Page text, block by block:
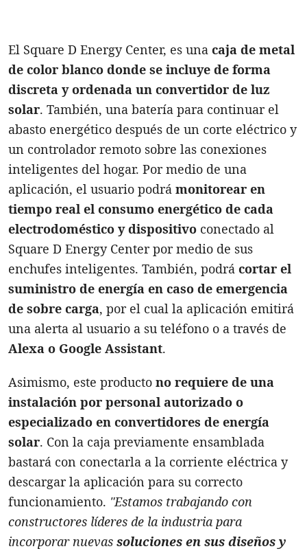
El Square D Energy Center, es una caja de metal
de color blanco donde se incluye de forma
discreta y ordenada un convertidor de luz
solar. También, una batería para continuar el
abasto energético después de un corte eléctrico y
un controlador remoto sobre las conexiones
inteligentes del hogar. Por medio de una
aplicación, el usuario podrá monitorear en
tiempo real el consumo energético de cada
electrodoméstico y dispositivo conectado al
Square D Energy Center por medio de sus
enchufes inteligentes. También, podrá cortar el
suministro de energía en caso de emergencia
de sobre carga, por el cual la aplicación emitirá
una alerta al usuario a su teléfono o a través de
Alexa o Google Assistant.
Asimismo, este producto no requiere de una
instalación por personal autorizado o
especializado en convertidores de energía
solar. Con la caja previamente ensamblada
bastará con conectarla a la corriente eléctrica y
descargar la aplicación para su correcto
funcionamiento. "Estamos trabajando con
constructores líderes de la industria para
incorporar nuevas soluciones en sus diseños y